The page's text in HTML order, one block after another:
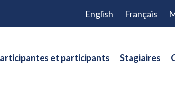
English Français
et participants Stagiaires